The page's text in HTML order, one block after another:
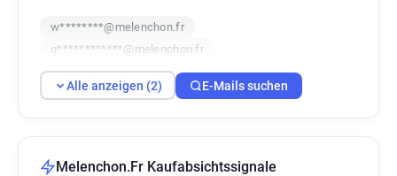
w********@melenchon.fr
q************@melenchon.fr
Alle anzeigen (2) E-Mails suchen
Melenchon.Fr Kaufabsichtssignale